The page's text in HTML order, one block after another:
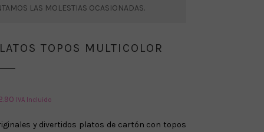
LAS MOLESTIAS OCASIONADAS.
TOPOS MULTICOLOR
IVA Incluido
y divertidos platos de cartón con topos